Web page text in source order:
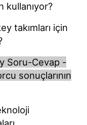
kullanıyor?
takımları için
Soru-Cevap -
sonuçlarının